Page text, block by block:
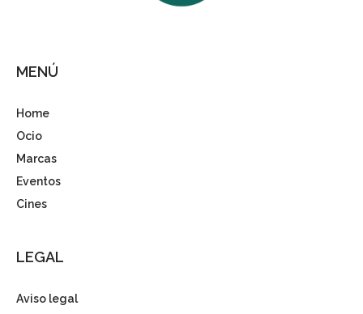
MENÚ
Home
Ocio
Marcas
Eventos
Cines
LEGAL
Aviso legal